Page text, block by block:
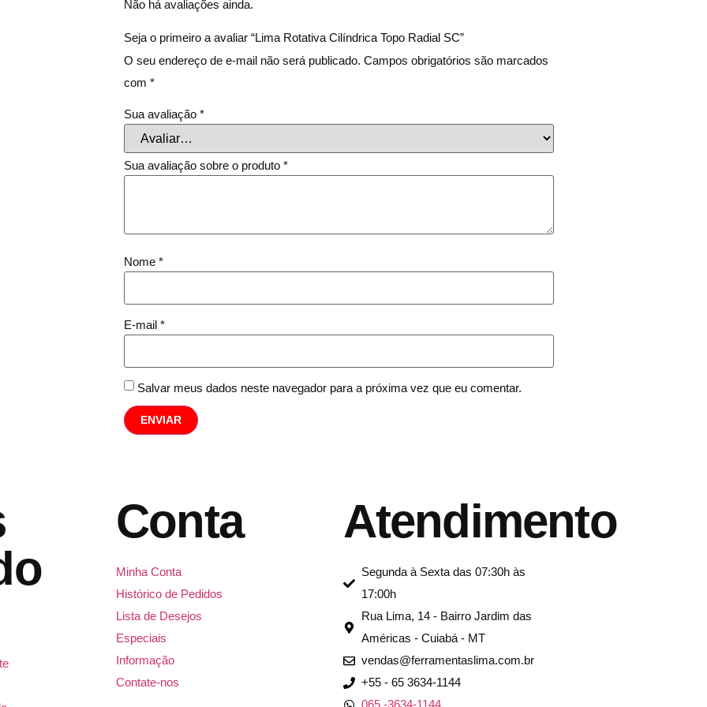
Não há avaliações ainda.
Seja o primeiro a avaliar “Lima Rotativa Cilíndrica Topo Radial SC”
O seu endereço de e-mail não será publicado. Campos obrigatórios são marcados
com *
Sua avaliação *
Sua avaliação sobre o produto *
Nome *
E-mail *
Salvar meus dados neste navegador para a próxima vez que eu comentar.
Conta
Minha Conta
Histórico de Pedidos
Lista de Desejos
Especiais
Informação
Contate-nos
Atendimento
Segunda à Sexta das 07:30h às
17:00h
Rua Lima, 14 - Bairro Jardim das
Américas - Cuiabá - MT
vendas@ferramentaslima.com.br
+55 - 65 3634-1144
065 -3634-1144